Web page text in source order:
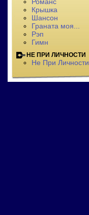
Крышка
Шансон
Граната моя...
Рэп
Гимн
НЕ ПРИ ЛИЧНОСТИ
Не При Личности